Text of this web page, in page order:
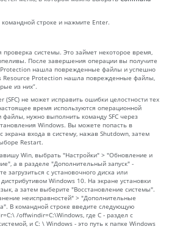
командной строке и нажмите Enter.
системы. Это займет некоторое время,
После завершения операции вы получите
Protection нашла поврежденные файлы и успешно
Resource Protection нашла поврежденные файлы,
из них”.
(SFC) не может исправить ошибки целостности тех
время используются операционной
нужно выполнить команду SFC через
Windows. Вы можете попасть в
экрана входа в систему, нажав Shutdown, затем
Restart.
Win, выбрать "Настройки" > "Обновление и
а в разделе "Дополнительный запуск" -
загрузиться с установочного диска или
дистрибутивом Windows 10. На экране установки
а затем выберите "Восстановление системы".
неисправностей" > "Дополнительные
В командной строке введите следующую
/offwindir=C:\Windows, где C - раздел с
и C: \ Windows - это путь к папке Windows